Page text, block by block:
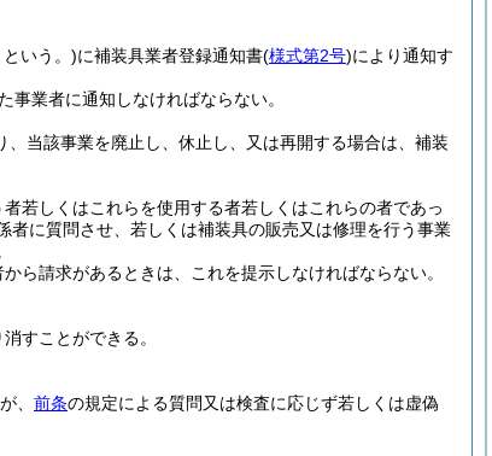
いう。)に補装具業者登録通知書(様式第2号)により通知す
業者に通知しなければならない。
、当該事業を廃止し、休止し、又は再開する場合は、補装
若しくはこれらを使用する者若しくはこれらの者であっ
に質問させ、若しくは補装具の販売又は修理を行う事業
ら請求があるときは、これを提示しなければならない。
すことができる。
、 前条の規定による質問又は検査に応じず若しくは虚偽